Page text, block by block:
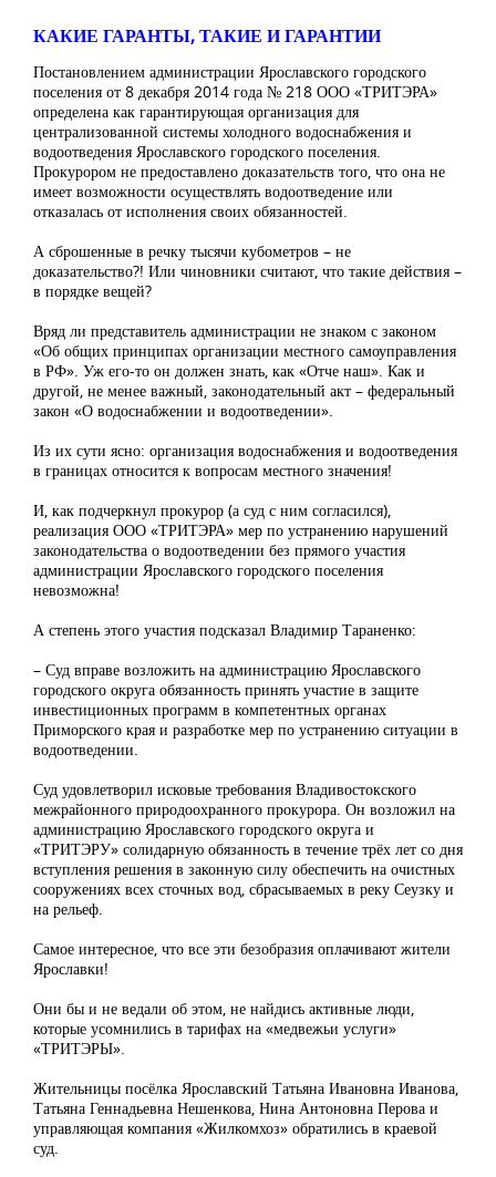
КАКИЕ ГАРАНТЫ, ТАКИЕ И ГАРАНТИИ
Постановлением администрации Ярославского городского
поселения от 8 декабря 2014 года № 218 ООО «ТРИТЭРА»
определена как гарантирующая организация для
централизованной системы холодного водоснабжения и
водоотведения Ярославского городского поселения.
Прокурором не предоставлено доказательств того, что она не
имеет возможности осуществлять водоотведение или
отказалась от исполнения своих обязанностей.
А сброшенные в речку тысячи кубометров – не
доказательство?! Или чиновники считают, что такие действия –
в порядке вещей?
Вряд ли представитель администрации не знаком с законом
«Об общих принципах организации местного самоуправления
в РФ». Уж его-то он должен знать, как «Отче наш». Как и
другой, не менее важный, законодательный акт – федеральный
закон «О водоснабжении и водоотведении».
Из их сути ясно: организация водоснабжения и водоотведения
в границах относится к вопросам местного значения!
И, как подчеркнул прокурор (а суд с ним согласился),
реализация ООО «ТРИТЭРА» мер по устранению нарушений
законодательства о водоотведении без прямого участия
администрации Ярославского городского поселения
невозможна!
А степень этого участия подсказал Владимир Тараненко:
– Суд вправе возложить на администрацию Ярославского
городского округа обязанность принять участие в защите
инвестиционных программ в компетентных органах
Приморского края и разработке мер по устранению ситуации в
водоотведении.
Суд удовлетворил исковые требования Владивостокского
межрайонного природоохранного прокурора. Он возложил на
администрацию Ярославского городского округа и
«ТРИТЭРУ» солидарную обязанность в течение трёх лет со дня
вступления решения в законную силу обеспечить на очистных
сооружениях всех сточных вод, сбрасываемых в реку Сеузку и
на рельеф.
Самое интересное, что все эти безобразия оплачивают жители
Ярославки!
Они бы и не ведали об этом, не найдись активные люди,
которые усомнились в тарифах на «медвежьи услуги»
«ТРИТЭРЫ».
Жительницы посёлка Ярославский Татьяна Ивановна Иванова,
Татьяна Геннадьевна Нешенкова, Нина Антоновна Перова и
управляющая компания «Жилкомхоз» обратились в краевой
суд.